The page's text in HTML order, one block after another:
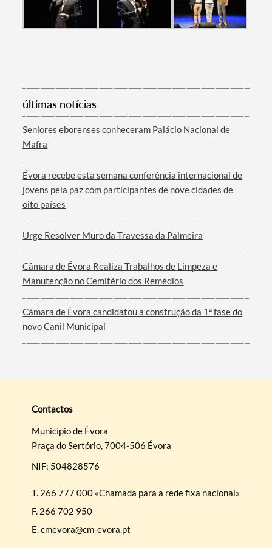
últimas notícias
Seniores eborenses conheceram Palácio Nacional de
Mafra
Évora recebe esta semana conferência internacional de
jovens pela paz com participantes de nove cidades de
oito países
Urge Resolver Muro da Travessa da Palmeira
Câmara de Évora Realiza Trabalhos de Limpeza e
Manutenção no Cemitério dos Remédios
Câmara de Évora candidatou a construção da 1ª fase do
novo Canil Municipal
Contactos
Município de Évora
Praça do Sertório, 7004-506 Évora
NIF: 504828576
T. 266 777 000 «Chamada para a rede fixa nacional»
F. 266 702 950
E.cmevora@cm-evora.pt